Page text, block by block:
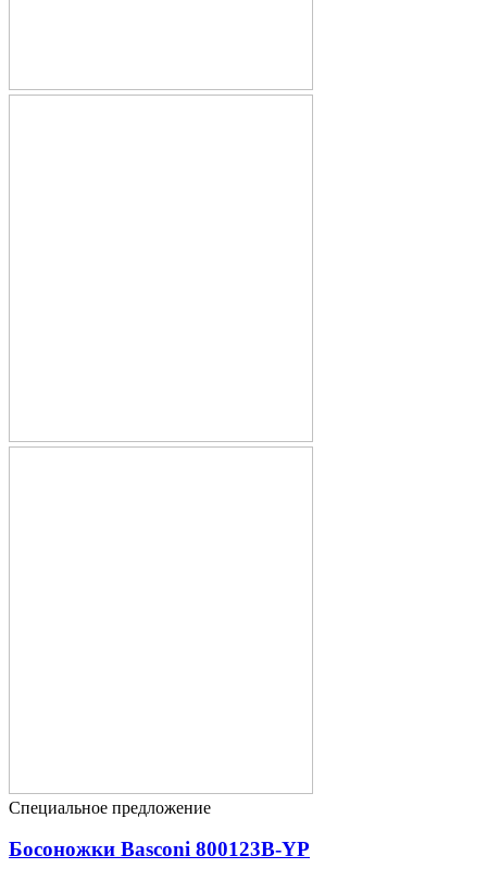
Специальное предложение
Босоножки Basconi 800123B-YP